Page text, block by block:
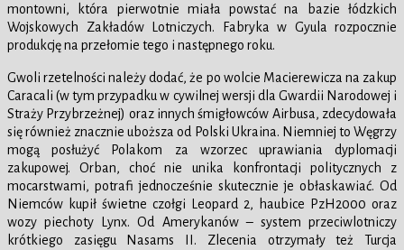
montowni, która pierwotnie miała powstać na bazie łódzkich
Wojskowych Zakładów Lotniczych. Fabryka w Gyula rozpocznie
produkcję na przełomie tego i następnego roku.
Gwoli rzetelności należy dodać, że po wolcie Macierewicza na zakup
Caracali (w tym przypadku w cywilnej wersji dla Gwardii Narodowej i
Straży Przybrzeżnej) oraz innych śmigłowców Airbusa, zdecydowała
się również znacznie uboższa od Polski Ukraina. Niemniej to Węgrzy
mogą posłużyć Polakom za wzorzec uprawiania dyplomacji
zakupowej. Orban, choć nie unika konfrontacji politycznych z
mocarstwami, potrafi jednocześnie skutecznie je obłaskawiać. Od
Niemców kupił świetne czołgi Leopard 2, haubice PzH2000 oraz
wozy piechoty Lynx. Od Amerykanów – system przeciwlotniczy
krótkiego zasięgu Nasams II. Zlecenia otrzymały też Turcja